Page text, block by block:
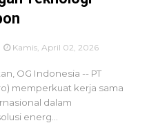
Kamis, April 02, 2026
OG Indonesia -- PT
memperkuat kerja sama
dalam
energ...